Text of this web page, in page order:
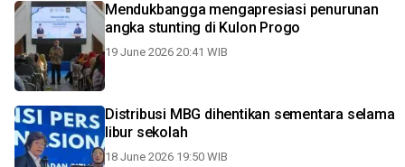
Mendukbangga mengapresiasi penurunan
angka stunting di Kulon Progo
19 June 2026 20:41 WIB
Distribusi MBG dihentikan sementara selama
libur sekolah
18 June 2026 19:50 WIB